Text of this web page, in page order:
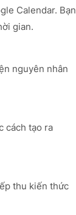
Calendar. Bạn
gian.
nguyên nhân
cách tạo ra
thu kiến thức